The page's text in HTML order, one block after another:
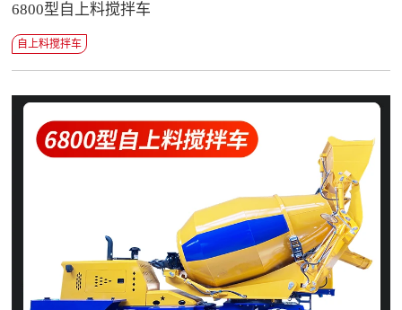
6800型自上料搅拌车
自上料搅拌车